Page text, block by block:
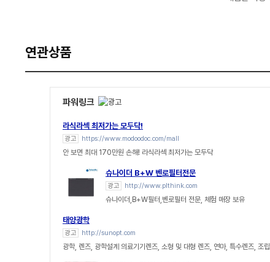
연관상품
파워링크
라식라섹 최저가는 모두닥!
광고 https://www.modoodoc.com/mall
안 보면 최대 170만원 손해! 라식라섹 최저가는 모두닥
슈나이더 B+W 벤로필터전문
광고 http://www.plthink.com
슈나이더,B+W필터,벤로필터 전문, 체험 매장 보유
태양광학
광고 http://sunopt.com
광학, 렌즈, 광학설계 의료기기렌즈, 소형 및 대형 렌즈, 연마, 특수렌즈, 조립